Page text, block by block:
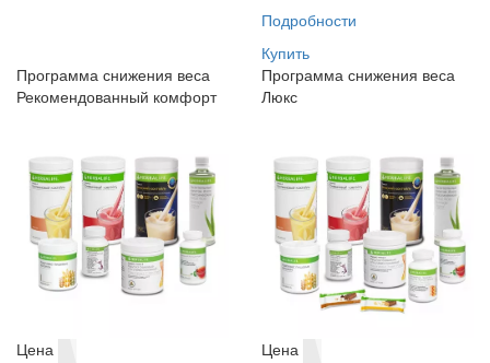
Подробности
Купить
Программа снижения веса
Рекомендованный комфорт
Цена
Программа снижения веса
Люкс
Цена